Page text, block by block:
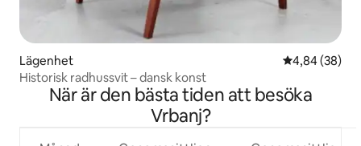
Lägenhet 4,84 av 5 i
4,84 (38)
Historisk radhussvit – dansk konst
När är den bästa tiden att besöka
Vrbanj?